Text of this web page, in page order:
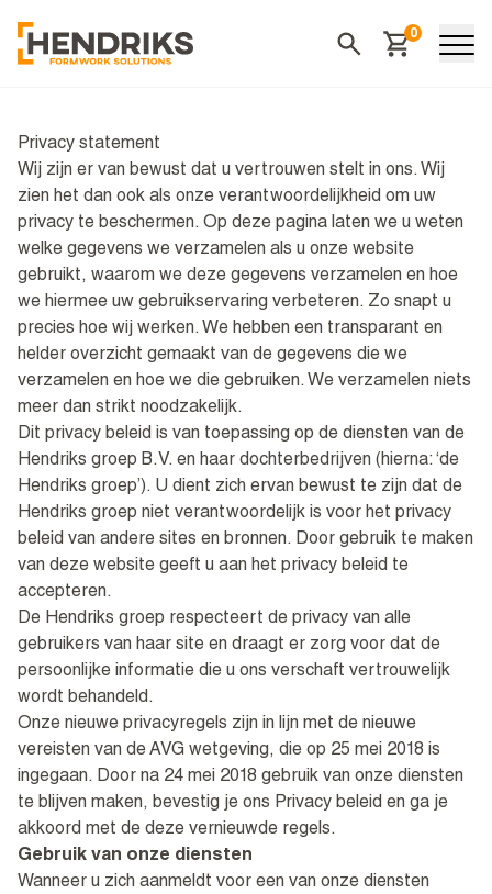
0
Winkelwagen
Privacy statement
Wij zijn er van bewust dat u vertrouwen stelt in ons. Wij
zien het dan ook als onze verantwoordelijkheid om uw
privacy te beschermen. Op deze pagina laten we u weten
welke gegevens we verzamelen als u onze website
gebruikt, waarom we deze gegevens verzamelen en hoe
we hiermee uw gebruikservaring verbeteren. Zo snapt u
precies hoe wij werken. We hebben een transparant en
helder overzicht gemaakt van de gegevens die we
verzamelen en hoe we die gebruiken. We verzamelen niets
meer dan strikt noodzakelijk.
Dit privacy beleid is van toepassing op de diensten van de
Hendriks groep B.V. en haar dochterbedrijven (hierna: ‘de
Hendriks groep’). U dient zich ervan bewust te zijn dat de
Hendriks groep niet verantwoordelijk is voor het privacy
beleid van andere sites en bronnen. Door gebruik te maken
van deze website geeft u aan het privacy beleid te
accepteren.
De Hendriks groep respecteert de privacy van alle
gebruikers van haar site en draagt er zorg voor dat de
persoonlijke informatie die u ons verschaft vertrouwelijk
wordt behandeld.
Onze nieuwe privacyregels zijn in lijn met de nieuwe
vereisten van de AVG wetgeving, die op 25 mei 2018 is
ingegaan. Door na 24 mei 2018 gebruik van onze diensten
te blijven maken, bevestig je ons Privacy beleid en ga je
akkoord met de deze vernieuwde regels.
Gebruik van onze diensten
Wanneer u zich aanmeldt voor een van onze diensten